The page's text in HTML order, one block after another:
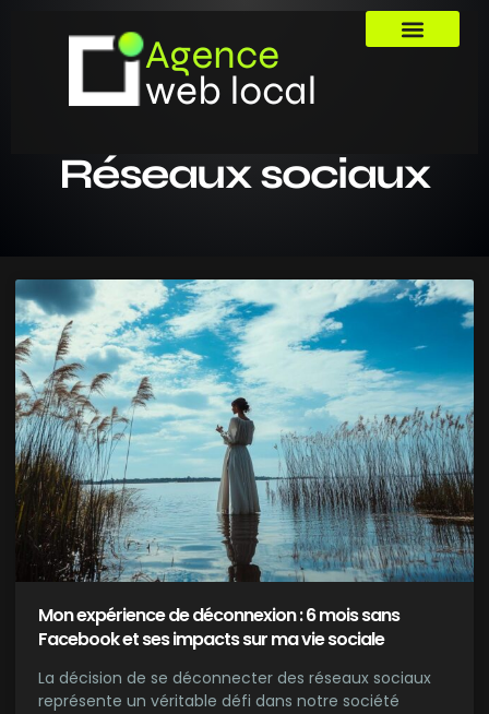
Réseaux sociaux
Mon expérience de déconnexion : 6 mois sans
Facebook et ses impacts sur ma vie sociale
La décision de se déconnecter des réseaux sociaux
représente un véritable défi dans notre société